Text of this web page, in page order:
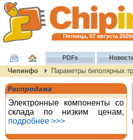
Пятница, 07 августа
PDFs
Чипинфо Параметры биполярных
Распродажа
Электронные компоненты со
склада по низким ценам,
подробнее >>>